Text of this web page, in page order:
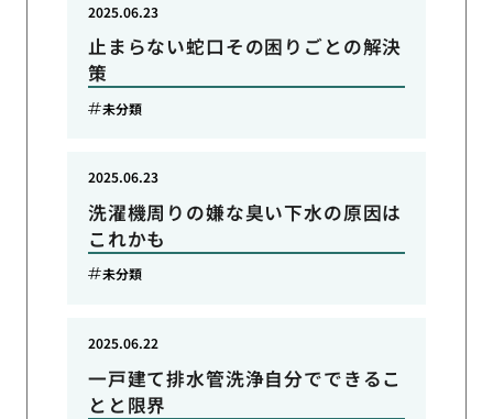
止まらない蛇口その困りごとの解決
策
2025.06.23
未分類
洗濯機周りの嫌な臭い下水の原因は
これかも
2025.06.23
未分類
一戸建て排水管洗浄自分でできるこ
とと限界
2025.06.22